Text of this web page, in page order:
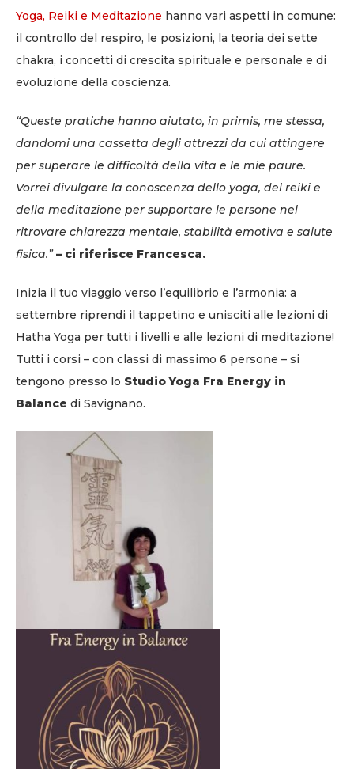
Yoga, Reiki e Meditazione hanno vari aspetti in comune:
il controllo del respiro, le posizioni, la teoria dei sette
chakra, i concetti di crescita spirituale e personale e di
evoluzione della coscienza.
“Queste pratiche hanno aiutato, in primis, me stessa,
dandomi una cassetta degli attrezzi da cui attingere
per superare le difficoltà della vita e le mie paure.
Vorrei divulgare la conoscenza dello yoga, del reiki e
della meditazione per supportare le persone nel
ritrovare chiarezza mentale, stabilità emotiva e salute
fisica.” – ci riferisce Francesca.
Inizia il tuo viaggio verso l’equilibrio e l’armonia: a
settembre riprendi il tappetino e unisciti alle lezioni di
Hatha Yoga per tutti i livelli e alle lezioni di meditazione!
Tutti i corsi – con classi di massimo 6 persone – si
tengono presso lo Studio Yoga Fra Energy in
Balance di Savignano.